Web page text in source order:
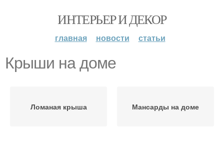
ИНТЕРЬЕР И ДЕКОР
главная новости статьи
Крыши на доме
Ломаная крыша Мансарды на доме